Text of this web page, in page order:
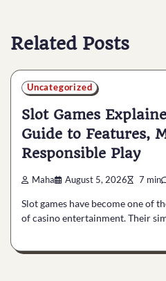
Related Posts
Uncategorized
Slot Games
Guide to Features,
Responsible Play
Maha August 5, 2026 7 min
Slot games have become one of
of casino entertainment. Their